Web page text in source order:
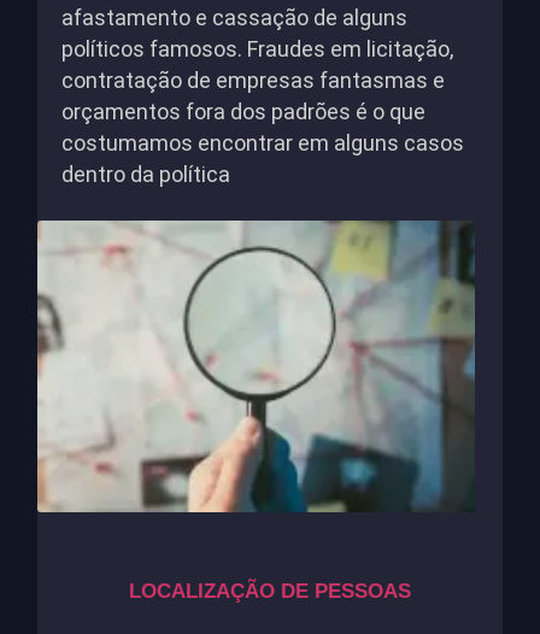
afastamento e cassação de alguns
políticos famosos. Fraudes em licitação,
contratação de empresas fantasmas e
orçamentos fora dos padrões é o que
costumamos encontrar em alguns casos
dentro da política
LOCALIZAÇÃO DE PESSOAS